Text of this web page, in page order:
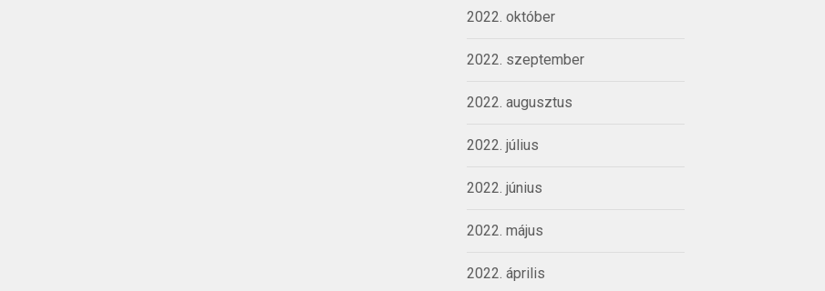
2022. október
2022. szeptember
2022. augusztus
2022. július
2022. június
2022. május
2022. április